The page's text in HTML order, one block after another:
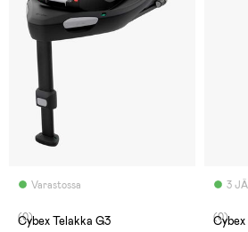
Varastossa
(0)
Cybex Telakka G3
3
(0)
Cybex